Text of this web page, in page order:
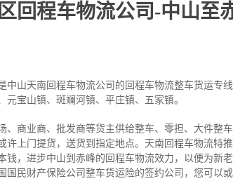
回程车物流公司-中山至
中山天南回程车物流公司的回程车物流整车货运专
宝山镇、斑斓河镇、平庄镇、五家镇。
、商业商、批发商等货主供给整车、零担、大件整
许上门提货，送货到指定地点。天南回程车物流特
钱，进步中山到赤峰的回程车物流效力，以便为新
民财产保险公司整车货运险的签约公司，您可以